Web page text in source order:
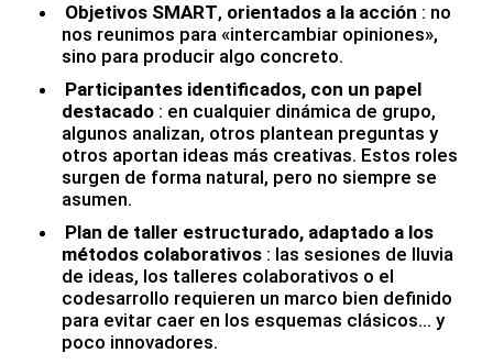
Objetivos SMART, orientados a la acción : no
nos reunimos para «intercambiar opiniones»,
sino para producir algo concreto.
Participantes identificados, con un papel
destacado: en cualquier dinámica de grupo,
algunos analizan, otros plantean preguntas y
otros aportan ideas más creativas. Estos roles
surgen de forma natural, pero no siempre se
asumen.
Plan de taller estructurado, adaptado a los
métodos colaborativos: las sesiones de lluvia
de ideas, los talleres colaborativos o el
codesarrollo requieren un marco bien definido
para evitar caer en los esquemas clásicos… y
poco innovadores.